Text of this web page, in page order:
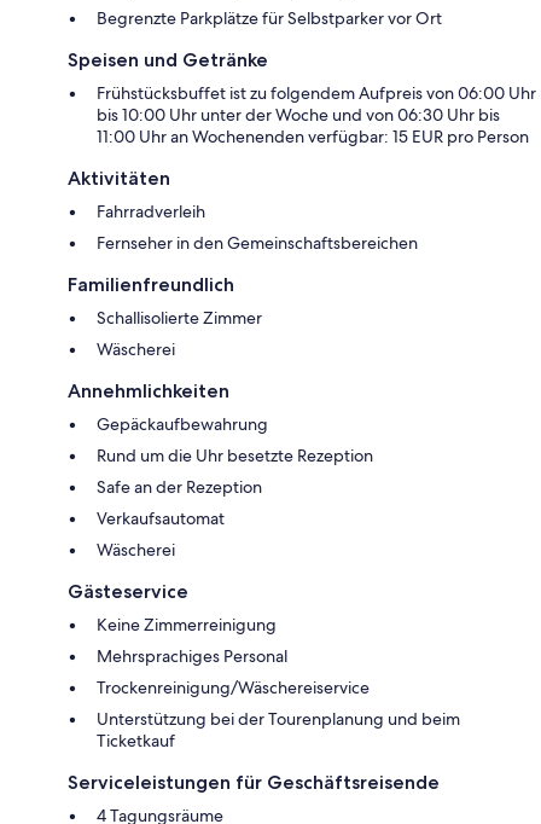
Begrenzte Parkplätze für Selbstparker vor Ort
Speisen und Getränke
Frühstücksbuffet ist zu folgendem Aufpreis von 06:00 Uhr
bis 10:00 Uhr unter der Woche und von 06:30 Uhr bis
11:00 Uhr an Wochenenden verfügbar: 15 EUR pro Person
Aktivitäten
Fahrradverleih
Fernseher in den Gemeinschaftsbereichen
Familienfreundlich
Schallisolierte Zimmer
Wäscherei
Annehmlichkeiten
Gepäckaufbewahrung
Rund um die Uhr besetzte Rezeption
Safe an der Rezeption
Verkaufsautomat
Wäscherei
Gästeservice
Keine Zimmerreinigung
Mehrsprachiges Personal
Trockenreinigung/Wäschereiservice
Unterstützung bei der Tourenplanung und beim
Ticketkauf
Serviceleistungen für Geschäftsreisende
4 Tagungsräume